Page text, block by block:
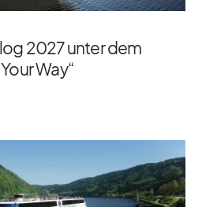
2027 unter dem
Way“